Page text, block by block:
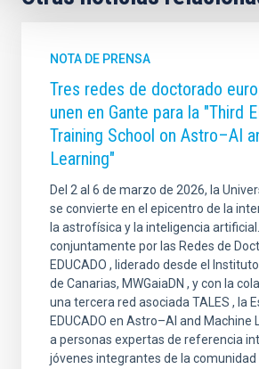
NOTA DE PRENSA
Tres redes de doctorado
unen en Gante para la "Third
Training School on Astro–AI
Learning"
Del 2 al 6 de marzo de 2026, la
se convierte en el epicentro de la
la astrofísica y la inteligencia
conjuntamente por las Redes de
EDUCADO , liderado desde el
de Canarias, MWGaiaDN , y con la
una tercera red asociada TALES , la
EDUCADO en Astro–AI and Machine
a personas expertas de referencia
jóvenes integrantes de la